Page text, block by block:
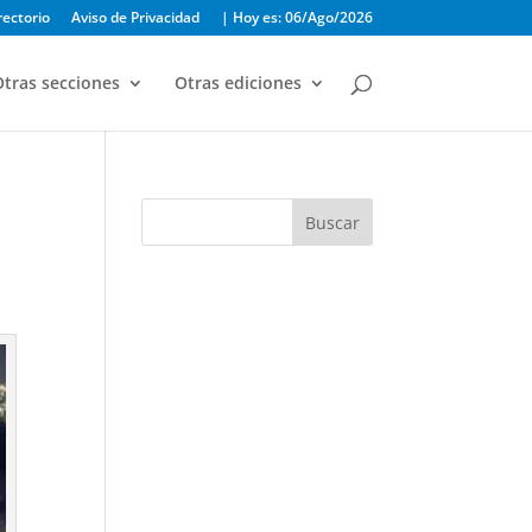
Aviso de Privacidad | Hoy es: 06/Ago/2026
secciones Otras ediciones
Buscar